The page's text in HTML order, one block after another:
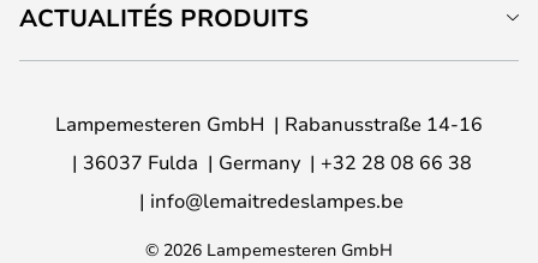
ACTUALITÉS PRODUITS
Lampemesteren GmbH
Rabanusstraße 14-16
36037 Fulda
Germany
+32 28 08 66 38
info@lemaitredeslampes.be
© 2026 Lampemesteren GmbH